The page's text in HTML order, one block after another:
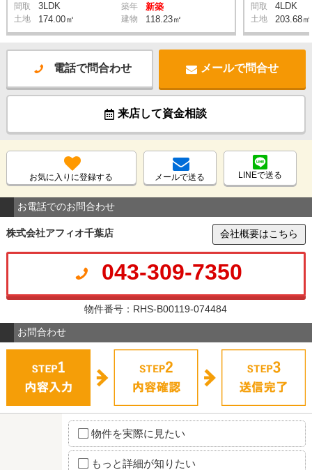
間取 3LDK 築年 新築
土地 174.00㎡ 建物 118.23㎡
間取 4LDK
土地 203.68㎡
電話で問合わせ メールで問合せ
来店して資金相談
お気に入りに登録する メールで送る LINEで送る
お電話でのお問合わせ
株式会社アフィオ千葉店 会社概要はこちら
043-309-7350
物件番号：RHS-B00119-074484
お問合わせ
物件を実際に見たい
もっと詳細が知りたい